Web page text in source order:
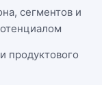
сегментов и
продуктового